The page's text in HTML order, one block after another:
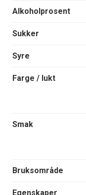
Alkoholprosent
Sukker
Syre
Farge / lukt
Smak
Bruksområde
Egenskaper